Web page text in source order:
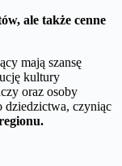
ale także cenne
mają szansę
kultury
oraz osoby
dziedzictwa, czyniąc